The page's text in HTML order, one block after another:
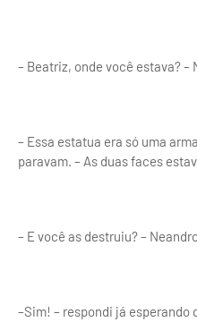
– Beatriz, onde você estava?
– Essa estatua era só uma
paravam. – As duas faces
– E você as destruiu? –
–Sim! – respondi já esperando